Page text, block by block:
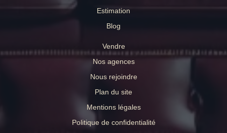
Estimation
Blog
Vendre
Nos agences
Nous rejoindre
Plan du site
Mentions légales
Politique de confidentialité